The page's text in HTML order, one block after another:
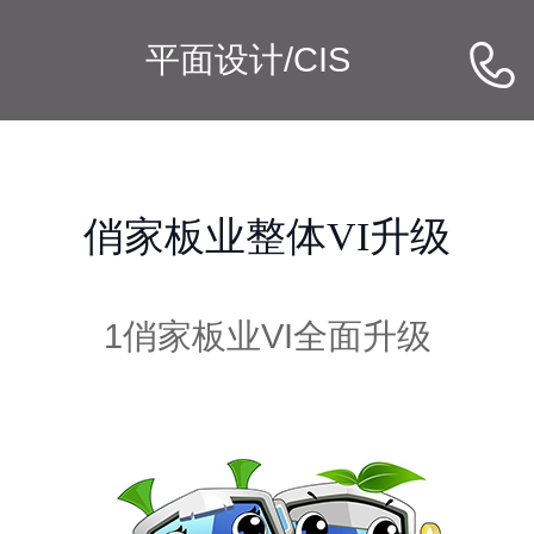

平面设计/CIS
俏家板业整体VI升级
1俏家板业VI全面升级